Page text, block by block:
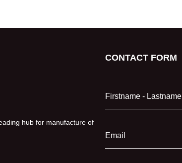
hub for manufacture of
CONTACT FORM
Firstname - Lastname
Email